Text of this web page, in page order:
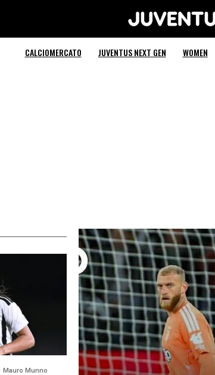
CALCIOMERCATO JUVENTUS NEXT GEN WOMEN
Mauro Munno